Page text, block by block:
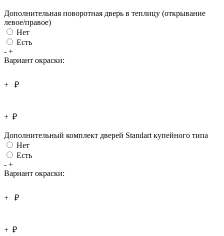
Дополнительная поворотная дверь в теплицу (открывание
левое/правое)
Нет
Есть
- +
Вариант окраски:
+ ₽
+ ₽
Дополнительный комплект дверей Standart купейного типа
Нет
Есть
- +
Вариант окраски:
+ ₽
+ ₽